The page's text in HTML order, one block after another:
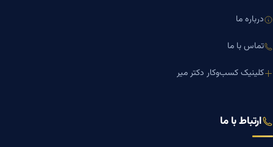
درباره ما
تماس با ما
کلینیک کسب‌وکار دکتر میر
ارتباط با ما